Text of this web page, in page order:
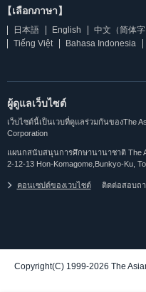
【เลือกภาษา】
日本語 English 中文（简体字
Tiếng Việt
Bahasa Indonesia
ผู้ดูแลเว็บไซต์
เว็บไซต์นี้เป็นเวบที่ดูแลร่วมกันของThe
Corporation
แผนกสนับสนุนการศึกษานานาชาติ The
2-12-13 Hon-Komagome,Bunkyo-Ku,
คอนเซปต์ของเวบไซต์ ติดต่อสอบถ
Copyright(C) 1999-2026 The